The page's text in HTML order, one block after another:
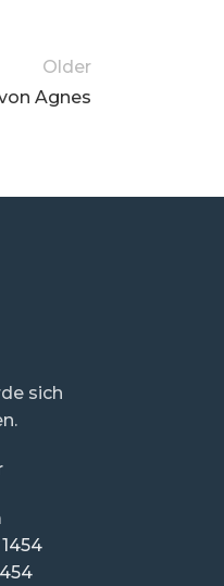
Older
Agnes
sich
1454